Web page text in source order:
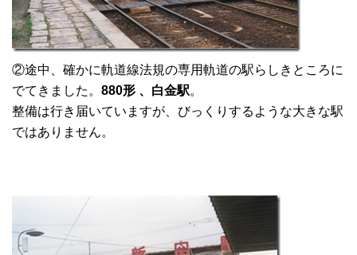
②途中、確かに軌道線法規の専用軌道の駅らしきところに
でてきました。 880形 、白金駅。
整備は行き届いていますが、びっくりするような大きな駅
ではありません。